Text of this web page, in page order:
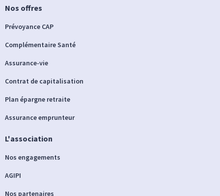
Nos offres
Prévoyance CAP
Complémentaire Santé
Assurance-vie
Contrat de capitalisation
Plan épargne retraite
Assurance emprunteur
L'association
Nos engagements
AGIPI
Nos partenaires